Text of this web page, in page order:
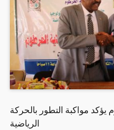
مواكبة التطور بالحركة
الرياضية